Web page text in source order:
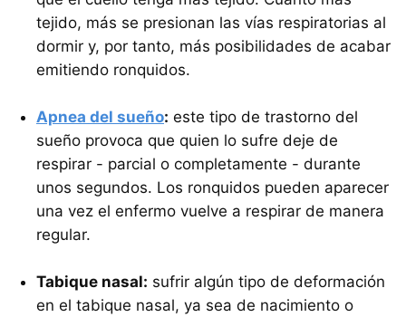
tejido, más se presionan las vías respiratorias al
dormir y, por tanto, más posibilidades de acabar
emitiendo ronquidos.
Apnea del sueño: este tipo de trastorno del
sueño provoca que quien lo sufre deje de
respirar - parcial o completamente - durante
unos segundos. Los ronquidos pueden aparecer
una vez el enfermo vuelve a respirar de manera
regular.
Tabique nasal: sufrir algún tipo de deformación
en el tabique nasal, ya sea de nacimiento o